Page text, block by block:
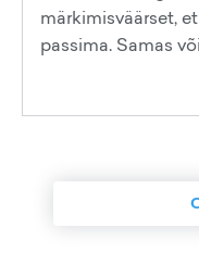
märkimisväärset,
passima. Samas